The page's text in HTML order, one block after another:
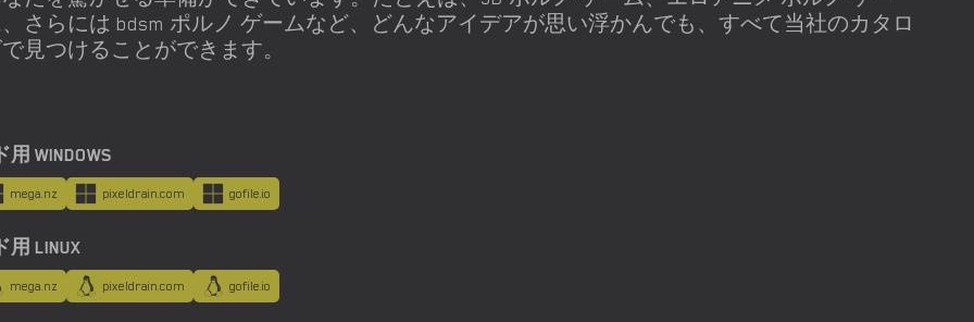
さらには bdsm ポルノ ゲームなど、どんなアイデアが思い浮かんでも、すべて当社のカタロ
見つけることができます。
WINDOWS
mega.nz pixeldrain.com gofile.io
LINUX
mega.nz pixeldrain.com gofile.io